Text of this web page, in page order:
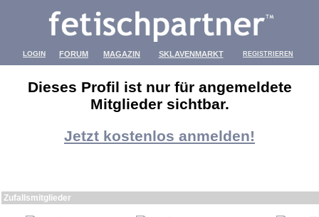
LOGIN FORUM MAGAZIN SKLAVENMARKT REGISTRIEREN
Dieses Profil ist nur für angemeldete
Mitglieder sichtbar.
Jetzt kostenlos anmelden!